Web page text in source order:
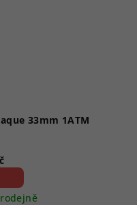
33mm 1ATM